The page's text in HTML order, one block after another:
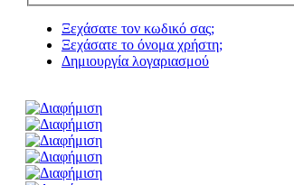
Ξεχάσατε τον κωδικό σας;
Ξεχάσατε το όνομα χρήστη;
Δημιουργία λογαριασμού